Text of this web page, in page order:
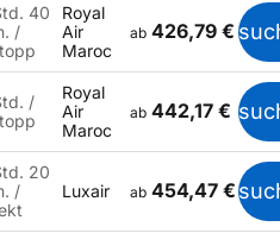
40
/
Royal
Air
Maroc
ab 426,79 €
/
Royal
Air
Maroc
ab 442,17 €
20
/
Luxair ab 454,47 €